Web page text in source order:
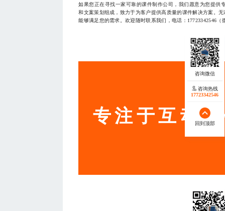
如果您正在寻找一家可靠的课件制作公司，我们愿意为您提供
和文案策划组成，致力于为客户提供高质量的课件解决方案。
能够满足您的需求。欢迎随时联系我们，电话：17723342546（
— THE
专注于互动
咨询热线
17723342546
回到顶部